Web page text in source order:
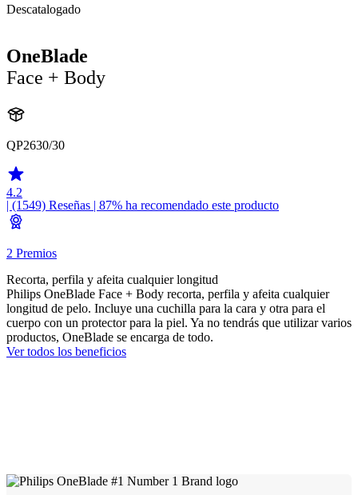
Descatalogado
OneBlade
Face + Body
QP2630/30
4.2
| (1549) Reseñas | 87% ha recomendado este producto
2 Premios
Recorta, perfila y afeita cualquier longitud
Philips OneBlade Face + Body recorta, perfila y afeita cualquier
longitud de pelo. Incluye una cuchilla para la cara y otra para el
cuerpo con un protector para la piel. Ya no tendrás que utilizar varios
productos, OneBlade se encarga de todo.
Ver todos los beneficios